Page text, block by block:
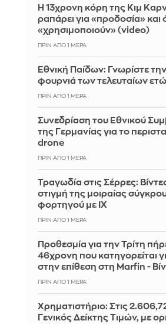
Η 13χρονη κόρη της Κιμ
ραπάρει για «προδοσία» και
«χρησιμοποιούν» (video)
ΠΡΙΝ ΑΠΌ 1 ΜΈΡΑ
Εθνική Παίδων: Γνωρίστε
φουρνιά των τελευταίων
ΠΡΙΝ ΑΠΌ 1 ΜΈΡΑ
Συνεδρίαση του Εθνικού
της Γερμανίας για το
drone
ΠΡΙΝ ΑΠΌ 1 ΜΈΡΑ
Τραγωδία στις Σέρρες:
στιγμή της μοιραίας
φορτηγού με ΙΧ
ΠΡΙΝ ΑΠΌ 1 ΜΈΡΑ
Προθεσμία για την Τρίτη
46χρονη που κατηγορείται
στην επίθεση στη Marfin -
ΠΡΙΝ ΑΠΌ 1 ΜΈΡΑ
Χρηματιστήριο: Στις
Γενικός Δείκτης Τιμών, με